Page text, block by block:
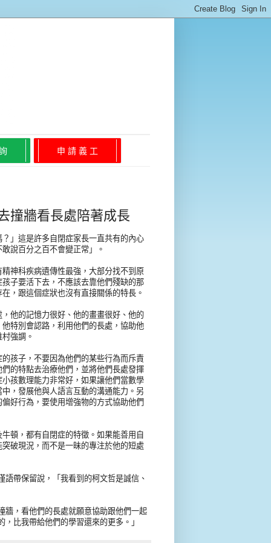
申 請 義 工
撞牆看長處陪著成長
？」這是許多自閉症家長一直共有的內心
說百分之百不會變正常」。
神科疾病遺傳性最強，大部分找不到原
子要活下去，不應該去靠他們殘缺的那
，跟這個症狀也沒有直接關係的特長。
，他的記憶力很好、他的畫畫很好、他的
特別會認路，利用他們的長處，協助他
強調。
孩子，不要因為他們的某些行為而斥責
的特點去治療他們，並將他們長處發揮
孩數理能力非常好，如果讓他們當數學
，發展他與人語言互動的溝通能力。另
好行為，要使用增強物的方式協助他們
頓，都有自閉症的特徵。如果能善用自
破現況，而不是一昧的專注於他的短處
帶保留說，「我看到的柯文哲是誠信、
牆，看他們的長處就願意協助跟他們一起
比我帶給他們的學習還來的更多。」